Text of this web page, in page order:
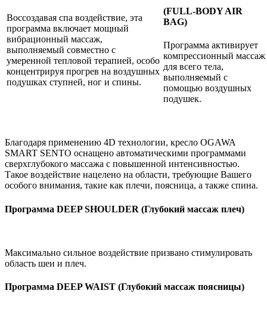
Воссоздавая спа воздействие, эта
программа включает мощный
вибрационный массаж,
выполняемый совместно с
умеренной тепловой терапией, особо
концентрируя прогрев на воздушных
подушках ступней, ног и спины.
(FULL-BODY AIR
BAG)
Программа активирует
компрессионный массаж
для всего тела,
выполняемый с
помощью воздушных
подушек.
Благодаря применению 4D технологии, кресло OGAWA
SMART SENTO оснащено автоматическими программами
сверхглубокого массажа с повышенной интенсивностью.
Такое воздействие нацелено на области, требующие Вашего
особого внимания, такие как плечи, поясница, а также спина.
Программа DEEP SHOULDER (Глубокий массаж плеч)
Максимально сильное воздействие призвано стимулировать
область шеи и плеч.
Программа DEEP WAIST (Глубокий массаж поясницы)